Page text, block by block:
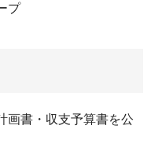
プ
画書・収支予算書を公